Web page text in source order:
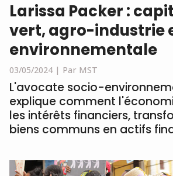
Larissa Packer :
vert, agro-industrie
environnementale
03/05/2024 | Par MST
L'avocate socio-
explique comment
les intérêts financiers,
biens communs en actifs